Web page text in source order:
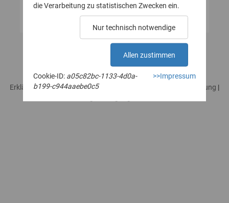
Erklärung zur Barrierefreiheit Datenschutzerklärung |
die Verarbeitung zu statistischen Zwecken ein.
Nur technisch notwendige
Allen zustimmen
Cookie-ID: a05c82bc-1133-4d0a-
b199-c944aaebe0c5
>>Impressum